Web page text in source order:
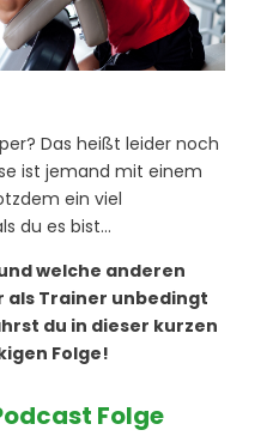
Das heißt leider noch
ist jemand mit einem
ein viel
du es bist…
welche anderen
als Trainer unbedingt
du in dieser kurzen
Folge!
Folge